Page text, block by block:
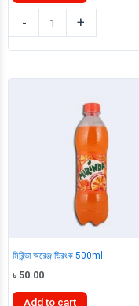
-
250ml
quantity
+
মিরিন্ডা অরেঞ্জ ড্রিংক 500ml
৳ 50.00
Add to cart